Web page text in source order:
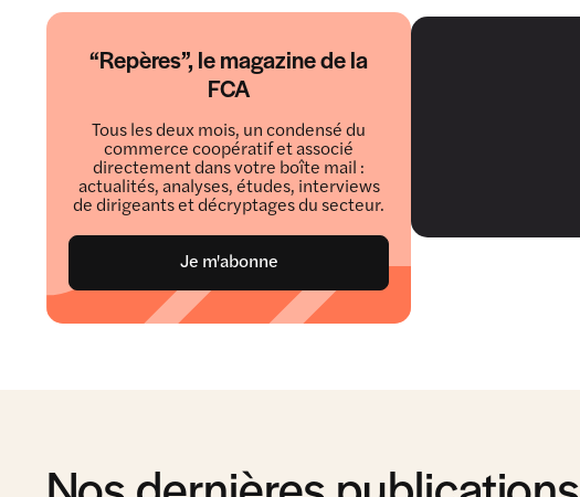
“Repères”, le magazine de la
FCA
Tous les deux mois, un condensé du
commerce coopératif et associé
directement dans votre boîte mail :
actualités, analyses, études, interviews
de dirigeants et décryptages du secteur.
Je m'abonne